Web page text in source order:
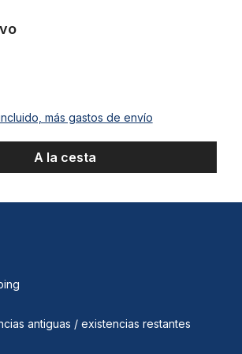
más gastos de envío
A la cesta
antiguas / existencias restantes